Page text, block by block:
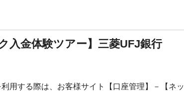
入金体験ツアー】三菱UFJ銀行
用する際は、お客様サイト【口座管理】－【ネ